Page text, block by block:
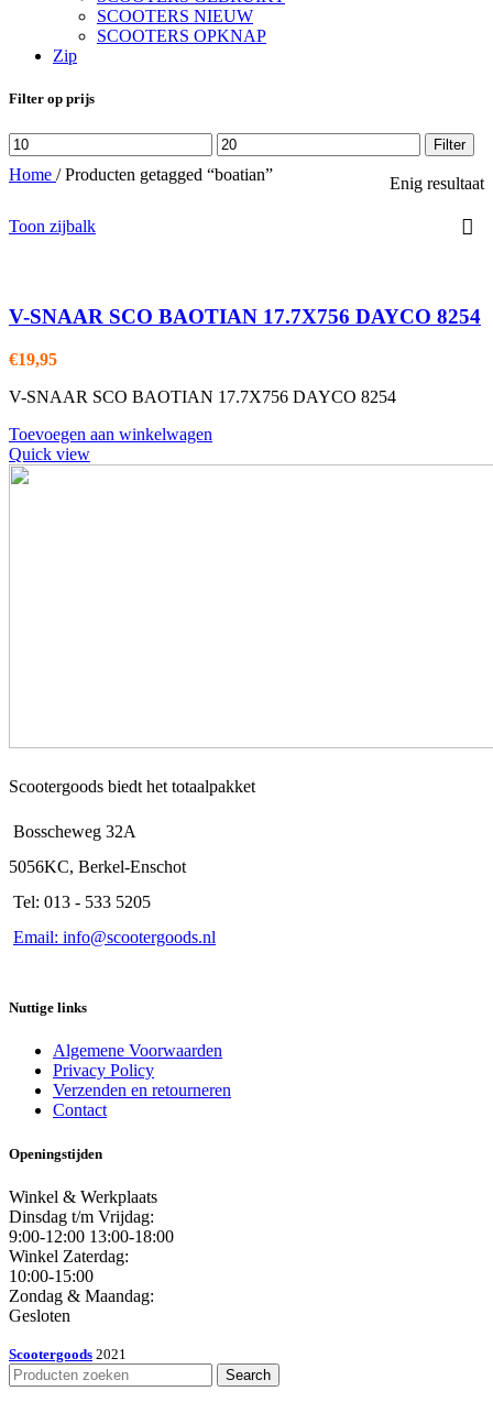
SCOOTERS NIEUW
SCOOTERS OPKNAP
Zip
Filter op prijs
Min.
prijs
Max.
prijs
Filter
Home / Producten getagged “boatian” Enig resultaat
Toon zijbalk
V-SNAAR SCO BAOTIAN 17.7X756 DAYCO 8254
€19,95
V-SNAAR SCO BAOTIAN 17.7X756 DAYCO 8254
Toevoegen aan winkelwagen
Quick view
Scootergoods biedt het totaalpakket
Bosscheweg 32A
5056KC, Berkel-Enschot
Tel: 013 - 533 5205
Email: info@scootergoods.nl
Nuttige links
Algemene Voorwaarden
Privacy Policy
Verzenden en retourneren
Contact
Openingstijden
Winkel & Werkplaats
Dinsdag t/m Vrijdag:
9:00-12:00 13:00-18:00
Winkel Zaterdag:
10:00-15:00
Zondag & Maandag:
Gesloten
Scootergoods 2021
Search